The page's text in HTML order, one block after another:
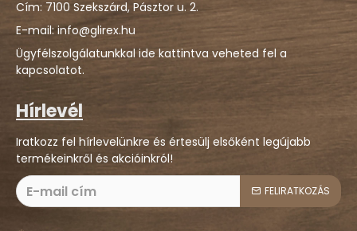
Cím: 7100 Szekszárd, Pásztor u. 2.
E-mail: info@glirex.hu
Ügyfélszolgálatunkkal ide kattintva veheted fel a
kapcsolatot.
Hírlevél
Iratkozz fel hírlevelünkre és értesülj elsőként legújabb
termékeinkről és akcióinkról!
FELIRATKOZÁS